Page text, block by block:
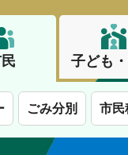
子ども
ごみ分別 市民